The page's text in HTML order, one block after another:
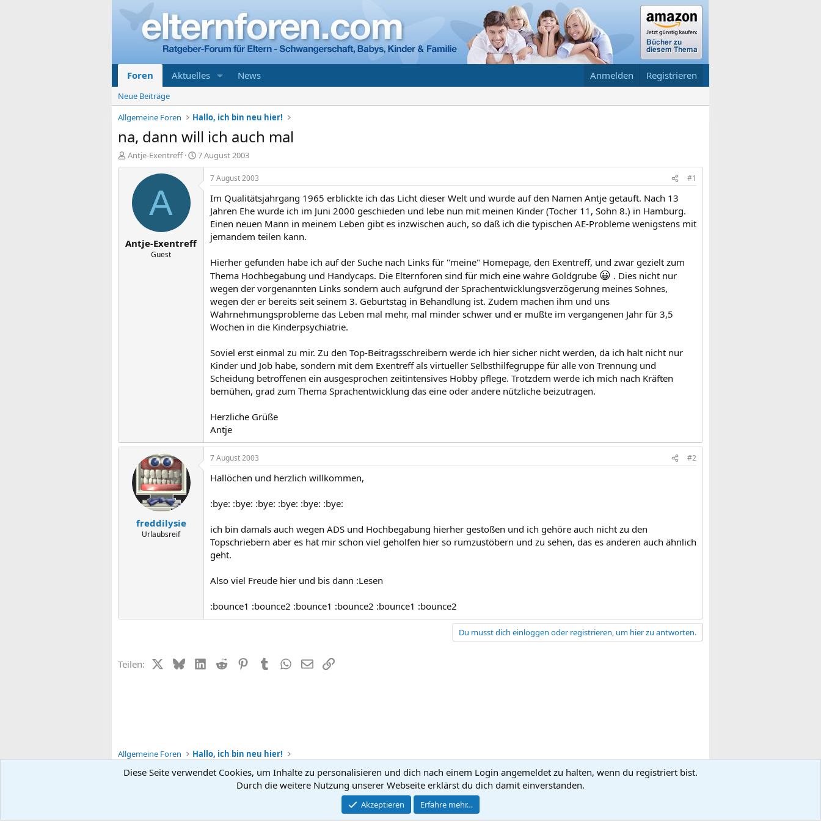
Foren Aktuelles News Anmelden Registrieren
Neue Beiträge
Allgemeine Foren
Hallo, ich bin neu hier!
na, dann will ich auch mal
E
r
r
Antje-Exentreff
E
r
t
7 August 2003
A
Antje-Exentreff
Guest
7 August 2003 #1
Im Qualitätsjahrgang 1965 erblickte ich das Licht dieser Welt und wurde auf den Namen Antje getauft. Nach 13
Jahren Ehe wurde ich im Juni 2000 geschieden und lebe nun mit meinen Kinder (Tocher 11, Sohn 8.) in Hamburg.
Einen neuen Mann in meinem Leben gibt es inzwischen auch, so daß ich die typischen AE-Probleme wenigstens mit
jemandem teilen kann.
Hierher gefunden habe ich auf der Suche nach Links für "meine" Homepage, den Exentreff, und zwar gezielt zum
Thema Hochbegabung und Handycaps. Die Elternforen sind für mich eine wahre Goldgrube 😀 . Dies nicht nur
wegen der vorgenannten Links sondern auch aufgrund der Sprachentwicklungsverzögerung meines Sohnes,
wegen der er bereits seit seinem 3. Geburtstag in Behandlung ist. Zudem machen ihm und uns
Wahrnehmungsprobleme das Leben mal mehr, mal minder schwer und er mußte im vergangenen Jahr für 3,5
Wochen in die Kinderpsychiatrie.
Soviel erst einmal zu mir. Zu den Top-Beitragsschreibern werde ich hier sicher nicht werden, da ich halt nicht nur
Kinder und Job habe, sondern mit dem Exentreff als virtueller Selbsthilfegruppe für alle von Trennung und
Scheidung betroffenen ein ausgesprochen zeitintensives Hobby pflege. Trotzdem werde ich mich nach Kräften
bemühen, grad zum Thema Sprachentwicklung das eine oder andere nützliche beizutragen.
Herzliche Grüße
Antje
freddilysie
Urlaubsreif
7 August 2003 #2
Hallöchen und herzlich willkommen,
:bye: :bye: :bye: :bye: :bye: :bye:
ich bin damals auch wegen ADS und Hochbegabung hierher gestoßen und ich gehöre auch nicht zu den
Topschriebern aber es hat mir schon viel geholfen hier so rumzustöbern und zu sehen, das es anderen auch ähnlich
geht.
Also viel Freude hier und bis dann :Lesen
:bounce1 :bounce2 :bounce1 :bounce2 :bounce1 :bounce2
Du musst dich einloggen oder registrieren, um hier zu antworten.
Teilen: X (Twitter)
BlueskyLinkedIn
Reddit PinterestTumblrWhatsApp
E-MailLink
Allgemeine Foren Hallo, ich bin neu hier!
Kontakt Nutzungsbedingungen Datenschutz
Community platform by XenForo ® © 2010-2026 XenForo Ltd.
Diese Seite verwendet Cookies, um Inhalte zu personalisieren und dich nach einem Login angemeldet zu halten, wenn du registriert bist.
Durch die weitere Nutzung unserer Webseite erklärst du dich damit einverstanden.
Akzeptieren Erfahre mehr…